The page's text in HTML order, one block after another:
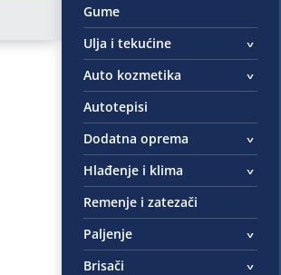
Gume
Ulja i tekućine
Auto kozmetika
Autotepisi
Dodatna oprema
Hlađenje i klima
Remenje i zatezači
Paljenje
Brisači